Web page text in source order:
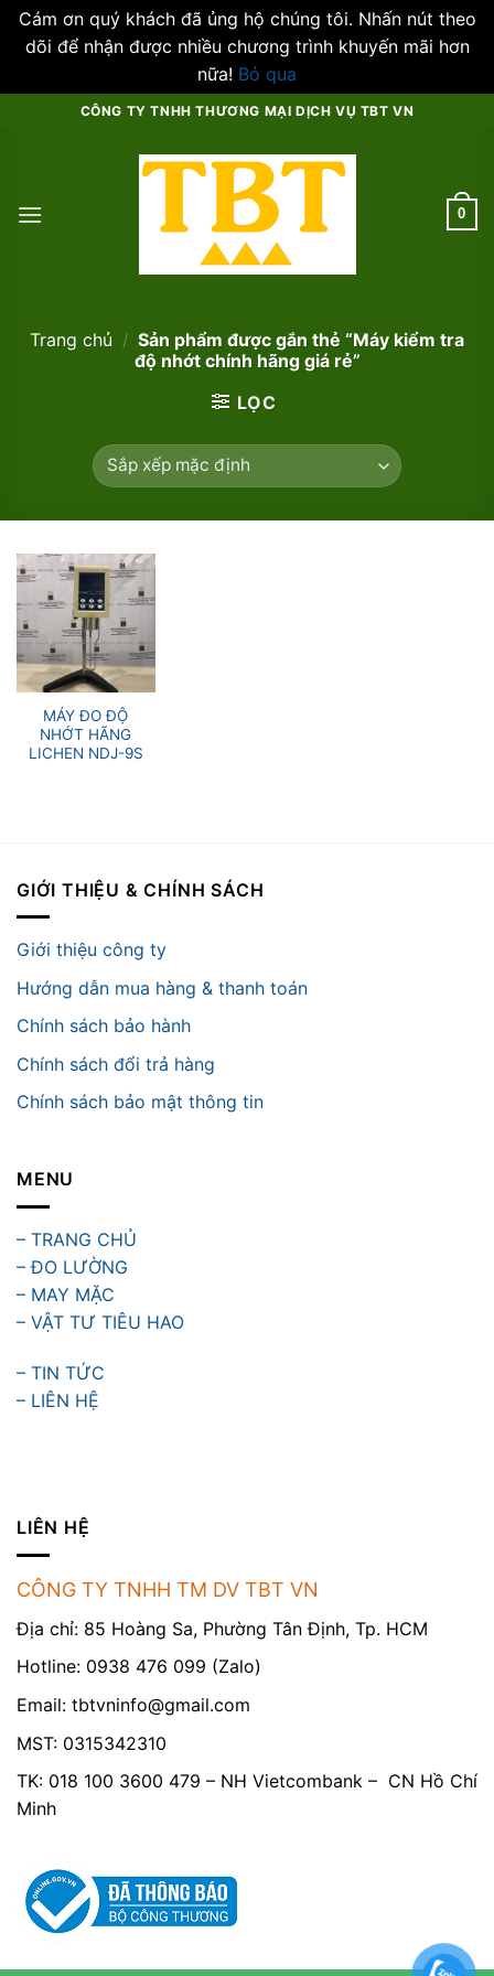
Cám ơn quý khách đã ủng hộ chúng tôi. Nhấn nút theo
dõi để nhận được nhiều chương trình khuyến mãi hơn
nữa! Bỏ qua
CÔNG TY TNHH THƯƠNG MẠI DỊCH VỤ TBT VN
0
Trang chủ / Sản phẩm được gắn thẻ “Máy kiểm tra
độ nhớt chính hãng giá rẻ”
LỌC
MÁY ĐO ĐỘ
NHỚT HÃNG
LICHEN NDJ-9S
GIỚI THIỆU & CHÍNH SÁCH
Giới thiệu công ty
Hướng dẫn mua hàng & thanh toán
Chính sách bảo hành
Chính sách đổi trả hàng
Chính sách bảo mật thông tin
MENU
– TRANG CHỦ
– ĐO LƯỜNG
– MAY MẶC
– VẬT TƯ TIÊU HAO
– TIN TỨC
– LIÊN HỆ
LIÊN HỆ
CÔNG TY TNHH TM DV TBT VN
Địa chỉ: 85 Hoàng Sa, Phường Tân Định, Tp. HCM
Hotline: 0938 476 099 (Zalo)
Email: tbtvninfo@gmail.com
MST: 0315342310
TK: 018 100 3600 479 – NH Vietcombank – CN Hồ Chí
Minh